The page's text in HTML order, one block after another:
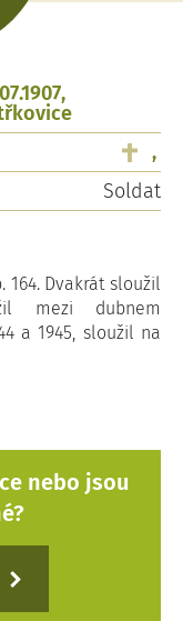
,
Soldat
Dvakrát sloužil
mezi dubnem
a 1945, sloužil na
nebo jsou